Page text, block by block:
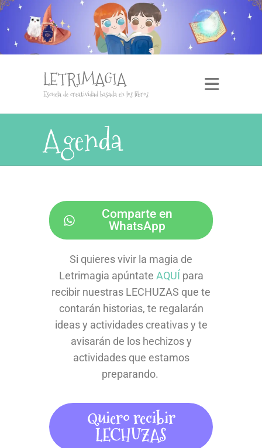
LETRIMAGIA
Escuela de creatividad basada en los libros
Agenda
Comparte en
WhatsApp
Si quieres vivir la magia de
Letrimagia apúntate AQUÍ para
recibir nuestras LECHUZAS que te
contarán historias, te regalarán
ideas y actividades creativas y te
avisarán de los hechizos y
actividades que estamos
preparando.
Quiero recibir
LECHUZAS